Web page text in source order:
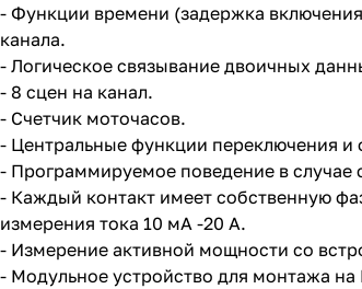
- Функции времени (задержка
канала.
- Логическое связывание двоичных
- 8 сцен на канал.
- Счетчик моточасов.
- Центральные функции переключения и
- Программируемое поведение в
- Каждый контакт имеет собственную
измерения тока 10 мА -20 A.
- Измерение активной мощности со
- Модульное устройство для монтажа на